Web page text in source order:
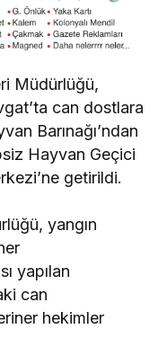
Müdürlüğü,
can dostlara
Barınağı’ndan
Hayvan Geçici
getirildi.
yangın
yapılan
can
hekimler